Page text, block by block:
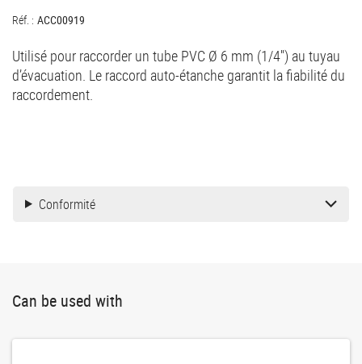
Réf. : ACC00919
Utilisé pour raccorder un tube PVC Ø 6 mm (1/4'') au tuyau
d’évacuation. Le raccord auto-étanche garantit la fiabilité du
raccordement.
Conformité
Can be used with